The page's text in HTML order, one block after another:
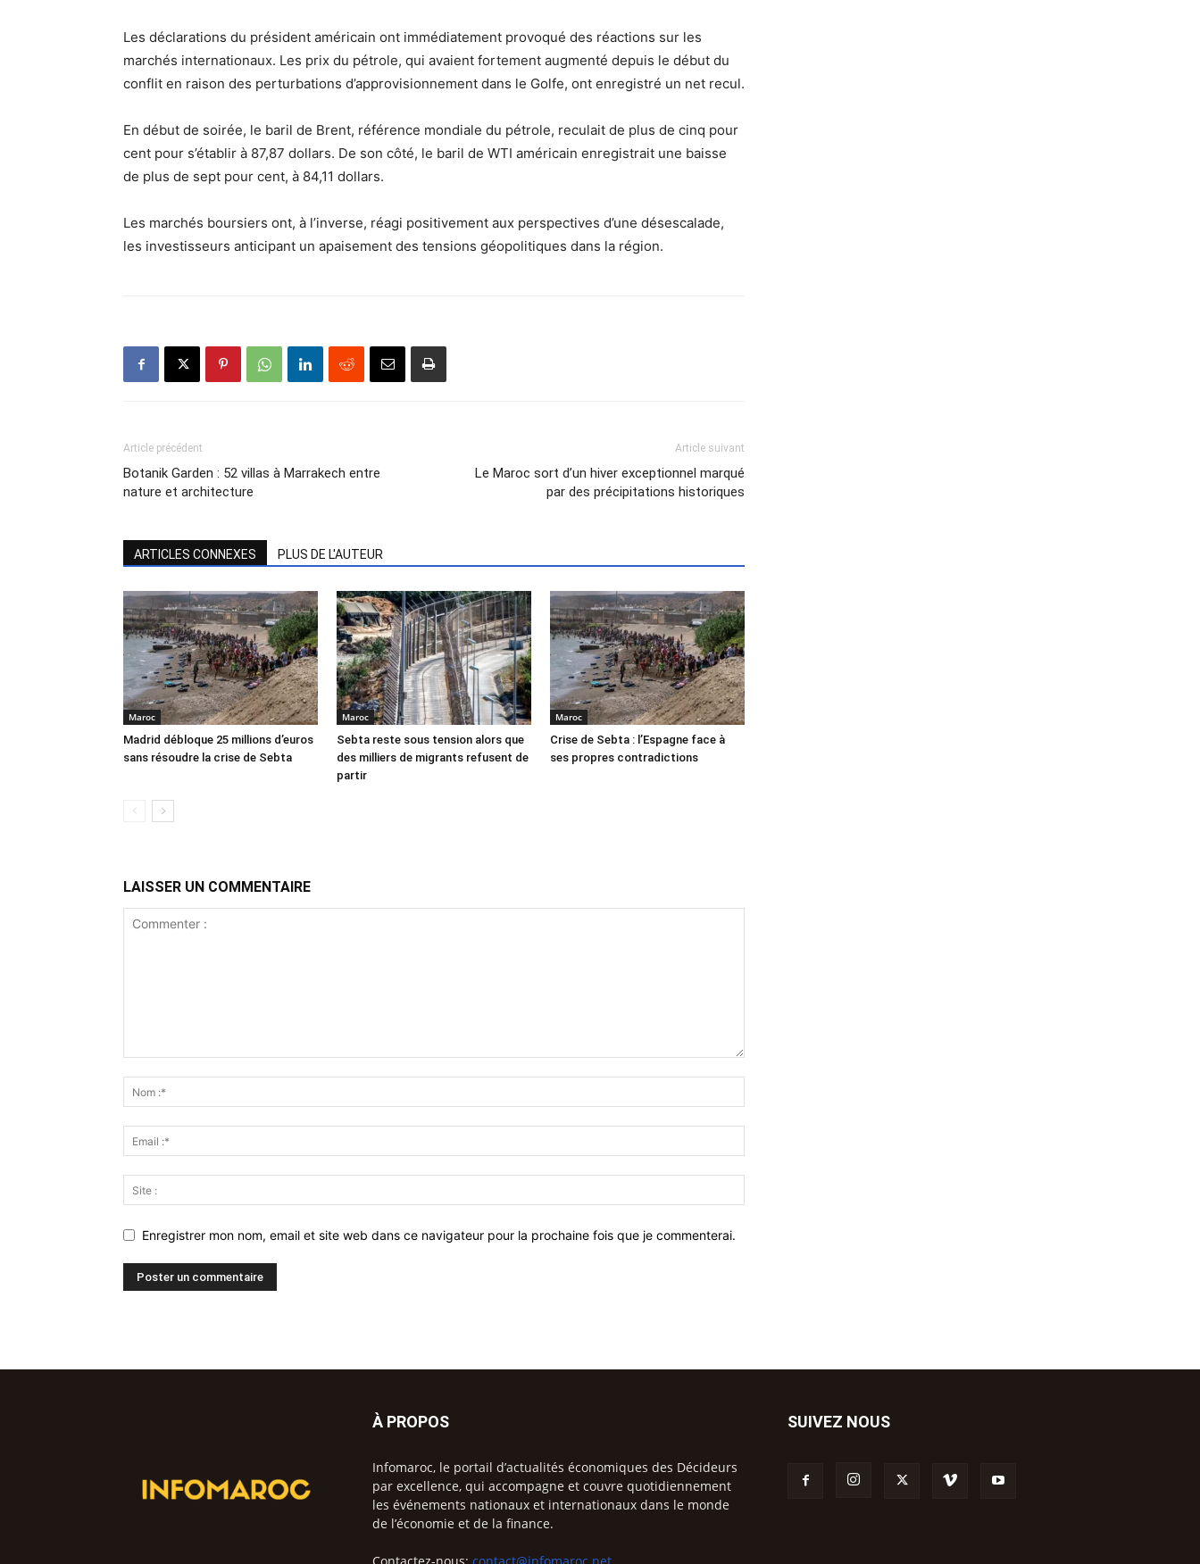
Les déclarations du président américain ont immédiatement provoqué des réactions sur les
marchés internationaux. Les prix du pétrole, qui avaient fortement augmenté depuis le début du
conflit en raison des perturbations d’approvisionnement dans le Golfe, ont enregistré un net recul.
En début de soirée, le baril de Brent, référence mondiale du pétrole, reculait de plus de cinq pour
cent pour s’établir à 87,87 dollars. De son côté, le baril de WTI américain enregistrait une baisse
de plus de sept pour cent, à 84,11 dollars.
Les marchés boursiers ont, à l’inverse, réagi positivement aux perspectives d’une désescalade,
les investisseurs anticipant un apaisement des tensions géopolitiques dans la région.
Article précédent
Botanik Garden : 52 villas à Marrakech entre
nature et architecture
Article suivant
Le Maroc sort d’un hiver exceptionnel marqué
par des précipitations historiques
ARTICLES CONNEXES PLUS DE L'AUTEUR
Maroc
Madrid débloque 25 millions d’euros
sans résoudre la crise de Sebta
Maroc
Sebta reste sous tension alors que
des milliers de migrants refusent de
partir
Maroc
Crise de Sebta : l’Espagne face à
ses propres contradictions
LAISSER UN COMMENTAIRE
Enregistrer mon nom, email et site web dans ce navigateur pour la prochaine fois que je commenterai.
À PROPOS
Infomaroc, le portail d’actualités économiques des Décideurs
par excellence, qui accompagne et couvre quotidiennement
les événements nationaux et internationaux dans le monde
de l’économie et de la finance.
Contactez-nous: contact@infomaroc.net
SUIVEZ NOUS